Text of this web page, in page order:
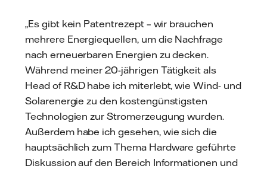
„Es gibt kein Patentrezept – wir brauchen
mehrere Energiequellen, um die Nachfrage
nach erneuerbaren Energien zu decken.
Während meiner 20-jährigen Tätigkeit als
Head of R&D habe ich miterlebt, wie Wind- und
Solarenergie zu den kostengünstigsten
Technologien zur Stromerzeugung wurden.
Außerdem habe ich gesehen, wie sich die
hauptsächlich zum Thema Hardware geführte
Diskussion auf den Bereich Informationen und